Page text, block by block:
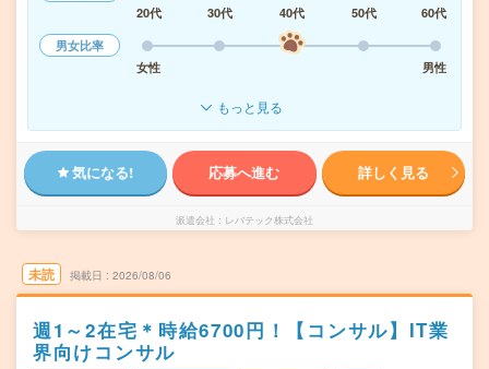
20代
30代 40代 50代
60代
男女比率
女性
男性
もっと見る
気になる! 応募へ進む 詳しく見る
派遣会社 レバテック株式会社
未読 掲載日 2026/08/06
週1～2在宅＊時給6700円！【コンサル】IT業
界向けコンサル